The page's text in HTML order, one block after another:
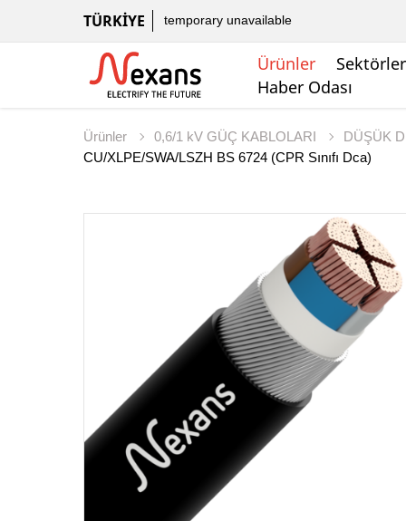
TÜRKIYE temporary unavailable
Ürünler
Sektörler
Haber Odası
Ürünler 0,6/1 kV GÜÇ KABLOLARI
DÜŞÜK
CU/XLPE/SWA/LSZH BS 6724 (CPR Sınıfı Dca)